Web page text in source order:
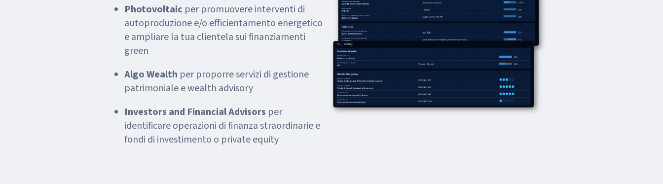
Photovoltaic per promuovere interventi di
autoproduzione e/o efficientamento energetico
e ampliare la tua clientela sui finanziamenti
green
Algo Wealth per proporre servizi di gestione
patrimoniale e wealth advisory
Investors and Financial Advisors per
identificare operazioni di finanza straordinarie e
fondi di investimento o private equity